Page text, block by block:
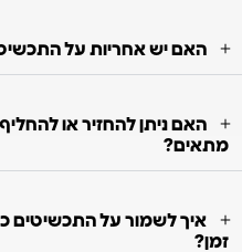
האם יש אחריות על
האם ניתן להחזיר או
מתאים?
איך לשמור על התכשיטים
זמן?